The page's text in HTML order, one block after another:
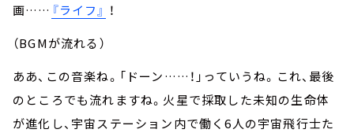
画…… 『ライフ』 ！
（BGMが流れる）
ああ、この音楽ね。「ドーン……！」っていうね。これ、最後
のところでも流れますね。火星で採取した未知の生命体
が進化し、宇宙ステーション内で働く6人の宇宙飛行士た